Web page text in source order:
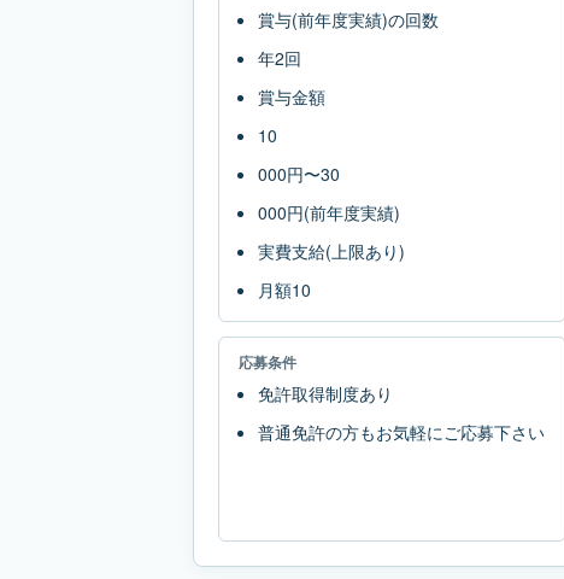
賞与(前年度実績)の回数
年2回
賞与金額
10
000円〜30
000円(前年度実績)
実費支給(上限あり)
月額10
応募条件
免許取得制度あり
普通免許の方もお気軽にご応募下さい